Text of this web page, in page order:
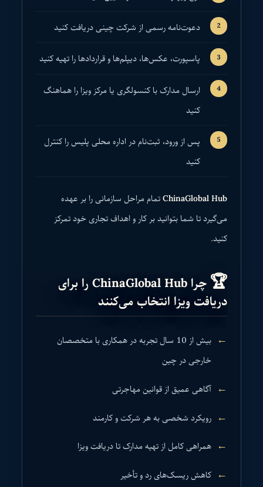
دعوت‌نامه رسمی از شرکت چینی دریافت کنید
پاسپورت، عکس‌ها، دیپلم‌ها و قراردادها را تهیه کنید
ارسال مدارک با کنسولگری یا مرکز ویزا را هماهنگ
کنید
پس از ورود، ثبت‌نام در اداره محلی پلیس را کنترل
کنید
ChinaGlobal Hubتمام مراحل سازمانی را بر عهده
می‌گیرد تا شما بتوانید بر کار و اهداف تجاری خود تمرکز
کنید.
🏆 چرا ChinaGlobal Hub را برای
دریافت ویزا انتخاب می‌کنند
بیش از 10 سال تجربه در همکاری با متخصصان
خارجی در چین
آگاهی عمیق از قوانین مهاجرتی
رویکرد شخصی به هر شرکت و کارمند
همراهی کامل از تهیه مدارک تا دریافت ویزا
کاهش ریسک‌های رد و تأخیر